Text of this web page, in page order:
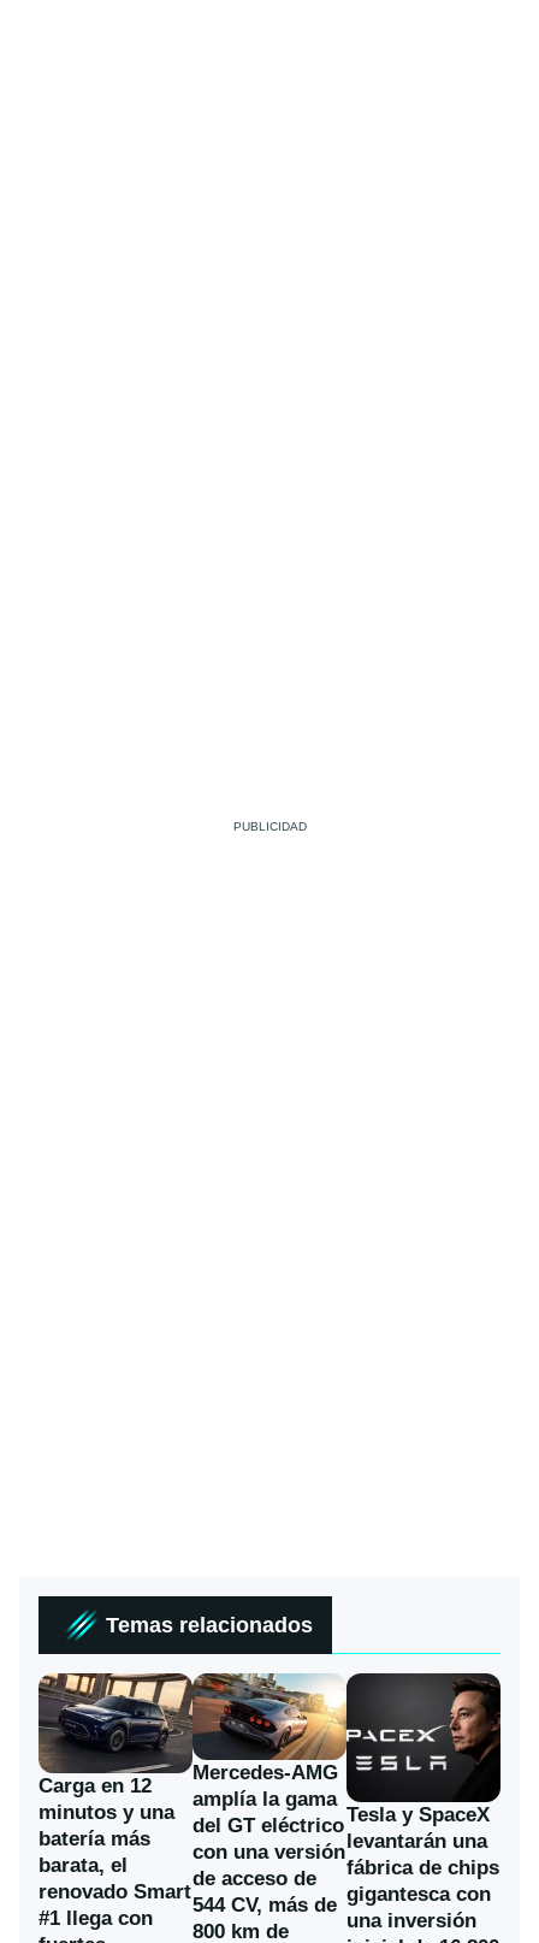
Temas relacionados
Carga en 12
minutos y una
batería más
barata, el
renovado Smart
#1 llega con
Mercedes-AMG
amplía la gama
del GT eléctrico
con una versión
de acceso de
544 CV, más de
800 km de
Tesla y SpaceX
levantarán una
fábrica de chips
gigantesca con
una inversión